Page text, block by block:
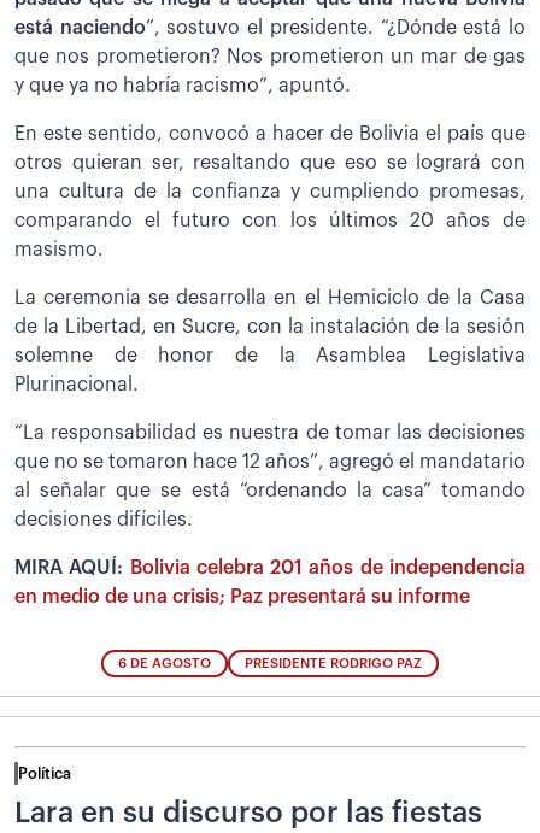
está naciendo”, sostuvo el presidente. “¿Dónde está lo
que nos prometieron? Nos prometieron un mar de gas
y que ya no habría racismo”, apuntó.
En este sentido, convocó a hacer de Bolivia el país que
otros quieran ser, resaltando que eso se logrará con
una cultura de la confianza y cumpliendo promesas,
comparando el futuro con los últimos 20 años de
masismo.
La ceremonia se desarrolla en el Hemiciclo de la Casa
de la Libertad, en Sucre, con la instalación de la sesión
solemne de honor de la Asamblea Legislativa
Plurinacional.
“La responsabilidad es nuestra de tomar las decisiones
que no se tomaron hace 12 años”, agregó el mandatario
al señalar que se está “ordenando la casa” tomando
decisiones difíciles.
MIRA AQUÍ:
Bolivia celebra 201 años de independencia
en medio de una crisis; Paz presentará su informe
6 DE AGOSTO PRESIDENTE RODRIGO PAZ
Política
Lara en su discurso por las fiestas